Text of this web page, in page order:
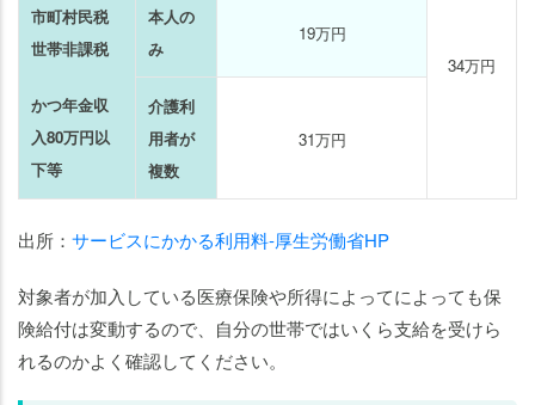
34万円
市町村民税
世帯非課税
かつ年金収
入80万円以
下等
本人の
み
19万円
介護利
用者が
複数
31万円
出所： サービスにかかる利用料-厚生労働省HP
対象者が加入している医療保険や所得によってによっても保
険給付は変動するので、自分の世帯ではいくら支給を受けら
れるのかよく確認してください。